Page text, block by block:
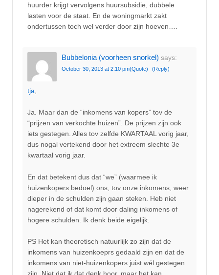
huurder krijgt vervolgens huursubsidie, dubbele
lasten voor de staat. En de woningmarkt zakt
ondertussen toch wel verder door zijn hoeven….
Bubbelonia (voorheen snorkel) says:
October 30, 2013 at 2:10 pm(Quote) (Reply)
tja
Ja. Maar dan de “inkomens van kopers” tov de
“prijzen van verkochte huizen”. De prijzen zijn ook
iets gestegen. Alles tov zelfde KWARTAAL vorig jaar,
dus nogal vertekend door het extreem slechte 3e
kwartaal vorig jaar.
En dat betekent dus dat “we” (waarmee ik
huizenkopers bedoel) ons, tov onze inkomens, weer
dieper in de schulden zijn gaan steken. Heb niet
nagerekend of dat komt door daling inkomens of
hogere schulden. Ik denk beide eigelijk.
PS Het kan theoretisch natuurlijk zo zijn dat de
inkomens van huizenkoeprs gedaald zijn en dat de
inkomens van niet-huizenkopers juist wél gestegen